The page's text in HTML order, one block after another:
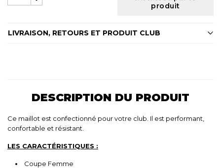
produit
LIVRAISON, RETOURS ET PRODUIT CLUB
DESCRIPTION DU PRODUIT
Ce maillot est confectionné pour votre club. Il est performant,
confortable et résistant.
LES CARACTÉRISTIQUES :
Coupe Femme